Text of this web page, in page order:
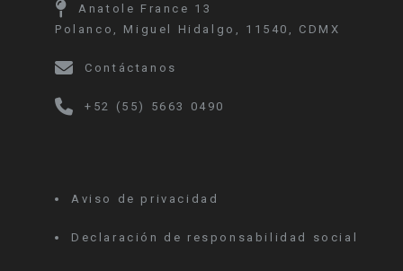
Anatole France 13
Polanco, Miguel Hidalgo, 11540, CDMX
Contáctanos
+52 (55) 5663 0490
Aviso de privacidad
Declaración de responsabilidad social